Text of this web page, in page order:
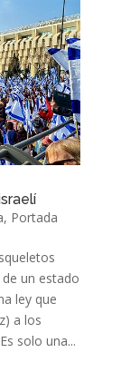
, Portada
un estado
ley que
a los
solo una...